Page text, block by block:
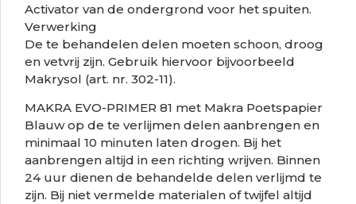
Activator van de ondergrond voor het spuiten.
Verwerking
De te behandelen delen moeten schoon, droog
en vetvrij zijn. Gebruik hiervoor bijvoorbeeld
Makrysol (art. nr. 302-11).
MAKRA EVO-PRIMER 81 met Makra Poetspapier
Blauw op de te verlijmen delen aanbrengen en
minimaal 10 minuten laten drogen. Bij het
aanbrengen altijd in een richting wrijven. Binnen
24 uur dienen de behandelde delen verlijmd te
zijn. Bij niet vermelde materialen of twijfel altijd